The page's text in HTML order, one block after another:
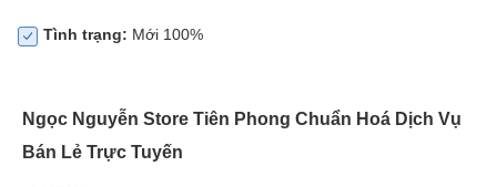
Tình trạng: Mới 100%
Ngọc Nguyễn Store Tiên Phong Chuẩn Hoá Dịch Vụ
Bán Lẻ Trực Tuyến